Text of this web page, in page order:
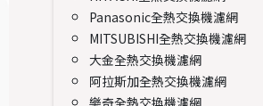
Panasonic全熱交換機濾網
MITSUBISHI全熱交換機濾網
大金全熱交換機濾網
阿拉斯加全熱交換機濾網